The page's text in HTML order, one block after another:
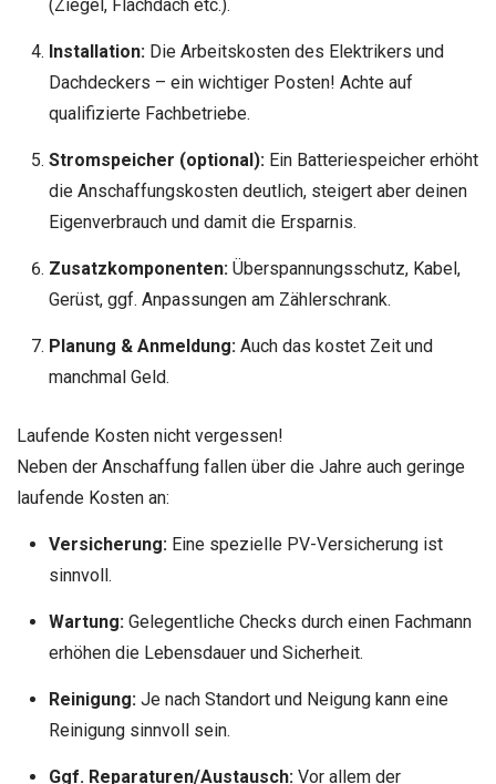
(Ziegel, Flachdach etc.).
Installation:Die Arbeitskosten des Elektrikers und
Dachdeckers – ein wichtiger Posten! Achte auf
qualifizierte Fachbetriebe.
Stromspeicher (optional):Ein Batteriespeicher erhöht
die Anschaffungskosten deutlich, steigert aber deinen
Eigenverbrauch und damit die Ersparnis.
Zusatzkomponenten:Überspannungsschutz, Kabel,
Gerüst, ggf. Anpassungen am Zählerschrank.
Planung & Anmeldung:Auch das kostet Zeit und
manchmal Geld.
Laufende Kosten nicht vergessen!
Neben der Anschaffung fallen über die Jahre auch geringe
laufende Kosten an:
Versicherung:Eine spezielle PV-Versicherung ist
sinnvoll.
Wartung:Gelegentliche Checks durch einen Fachmann
erhöhen die Lebensdauer und Sicherheit.
Reinigung:Je nach Standort und Neigung kann eine
Reinigung sinnvoll sein.
Ggf. Reparaturen/Austausch:Vor allem der